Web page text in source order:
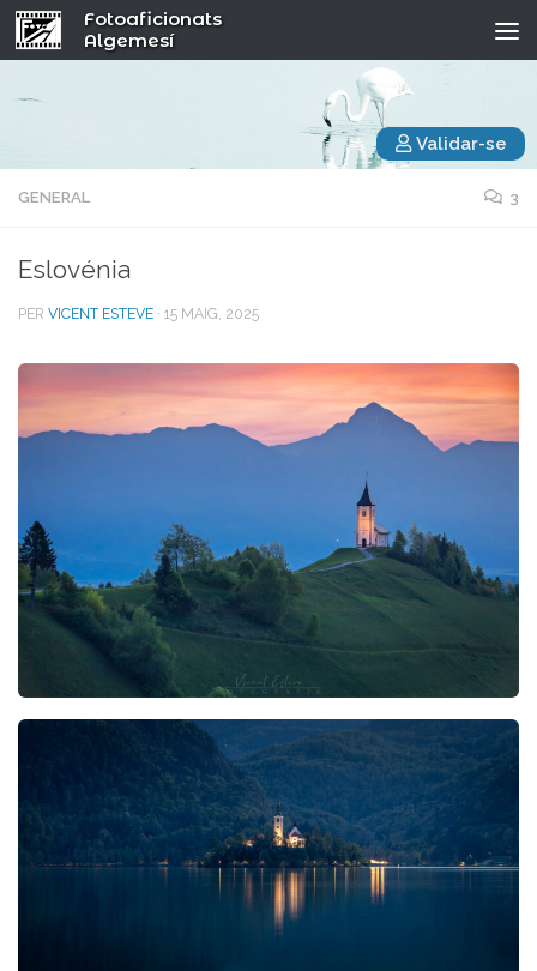
Fotoaficionats
Algemesí
Validar-se
GENERAL 3
Eslovénia
PER VICENT ESTEVE · 15 MAIG, 2025